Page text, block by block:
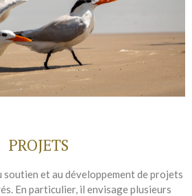
PROJETS​
et au développement de projets
En particulier, il envisage plusieurs